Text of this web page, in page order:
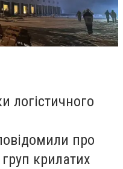
логістичного
про
крилатих